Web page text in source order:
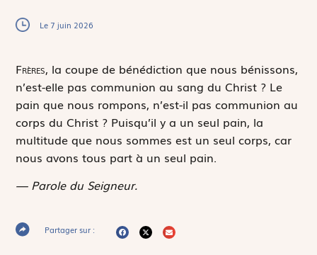
Le 7 juin 2026
Frères, la coupe de bénédiction que nous bénissons,
n’est-elle pas communion au sang du Christ ? Le
pain que nous rompons, n’est-il pas communion au
corps du Christ ? Puisqu’il y a un seul pain, la
multitude que nous sommes est un seul corps, car
nous avons tous part à un seul pain.
— Parole du Seigneur.
Partager sur :